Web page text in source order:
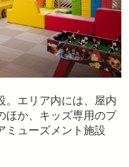
。エリア内には、屋内
ほか、キッズ専用のプ
ミューズメント施設